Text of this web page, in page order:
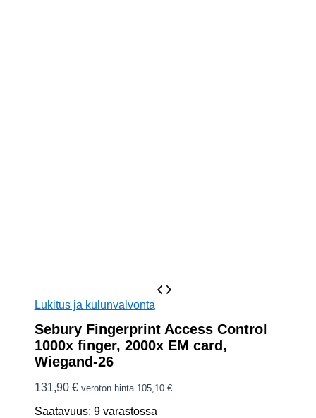
Lukitus ja kulunvalvonta
Sebury Fingerprint Access Control
1000x finger, 2000x EM card,
Wiegand-26
131,90 € veroton hinta 105,10 €
Saatavuus: 9 varastossa